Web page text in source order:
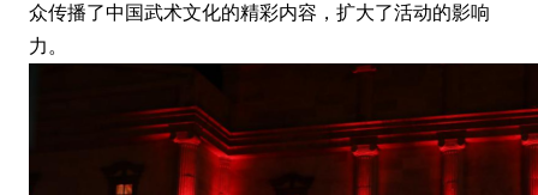
众传播了中国武术文化的精彩内容，扩大了活动的影响
力。